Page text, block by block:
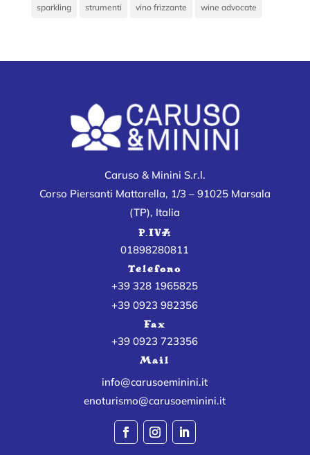
sparkling strumenti vino frizzante wine advocate
Caruso & Minini S.r.l.
Corso Piersanti Mattarella, 1/3 – 91025 Marsala
(TP), Italia
P.IVA
01898280811
Telefono
+39 328 1965825
+39 0923 982356
Fax
+39 0923 723356
Mail
info@carusoeminini.it
enoturismo@carusoeminini.it